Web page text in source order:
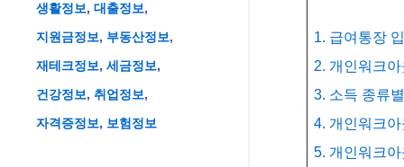
1. 급여통장
2. 개인워크
3. 소득 종류
4. 개인워크
5. 개인워크
생활정보
대출정보
지원금정보
부동산정보
재테크정보
세금정보
건강정보
취업정보
자격증정보
보험정보